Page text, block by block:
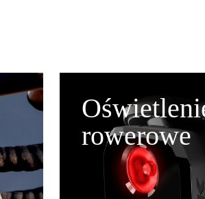
rowerowe